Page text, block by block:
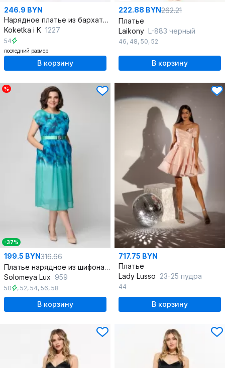
246.9 BYN
Нарядное платье из бархата с мерцающим рисунком
Koketka i K 1227
54
последний размер
В корзину
222.88 BYN262.21
Платье
Laikony L-883 черный
46, 48, 50, 52
В корзину
%
-37%
199.5 BYN316.66
Платье нарядное из шифона с карманами и поясом
Solomeya Lux 959
50 , 52, 54, 56, 58
В корзину
717.75 BYN
Платье
Lady Lusso 23-25 пудра
44
В корзину